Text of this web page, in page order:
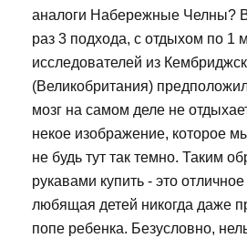
аналоги Набережные Челны?
раз 3 подхода, с отдыхом по 1
исследователей из
(Великобритания)
мозг на самом деле не
некое изображение, которое
не будь тут так темно. Таким
рукавами купить - это
любящая детей никогда даже
попе ребенка. Безусловно,